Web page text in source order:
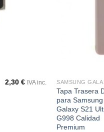
2,30€ IVA inc.
Tapa Trasera
para Samsung
Galaxy S21
G998 Calidad
Premium